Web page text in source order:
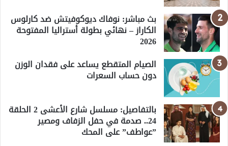
بث مباشر: نوفاك ديوكوفيتش ضد كارلوس
الكاراز – نهائي بطولة أستراليا المفتوحة
2026
الصيام المتقطع يساعد على فقدان الوزن
دون حساب السعرات
بالتفاصيل: مسلسل شارع الأعشى 2 الحلقة
24.. صدمة في حفل الزفاف ومصير
”عواطف” على المحك